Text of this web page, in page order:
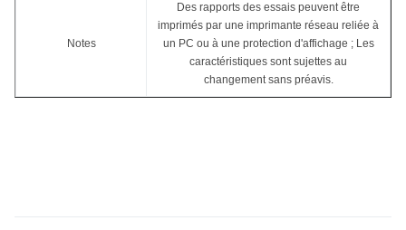
Notes
Des rapports des essais peuvent être
imprimés par une imprimante réseau reliée à
un PC ou à une protection d'affichage ; Les
caractéristiques sont sujettes au
changement sans préavis.